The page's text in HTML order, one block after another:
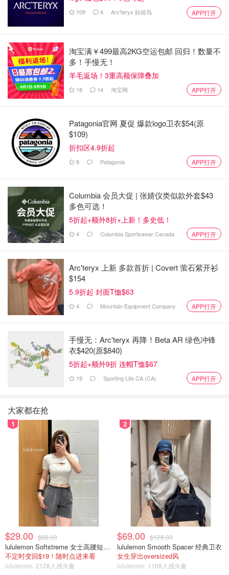
非常火的吃播博主，已经上过好多综艺节目了。长相漂亮，
性格开朗，我挺喜欢她的。也是陕西人，和阿星一样无辣不
欢、重口味，饭量也比较惊人。
每集长度10分钟左右。
4、“麦总去哪吃”。
南京博主，选择的餐馆比较接地气，比如农村的集市、工地
食堂、卡车司机食堂之类的，从他的视频可以看到人生百
态，也挺有意思的。
109 4 Arc'teryx 始祖鸟 APP打开
淘宝满￥499最高2KG空运包邮 回归！数量不
多！手慢无！
羊毛返场！3重高额保障叠加
18 14 淘宝网 APP打开
Patagonia官网 夏促 爆款logo卫衣$54(原
$109)
折扣区4.9折起
8 Patagonia APP打开
Columbia 会员大促 | 张婧仪类似款外套$43
多色可选！
5折起+额外8折+上新！多史低！
4 Columbia Sportswear Canada APP打开
Arc'teryx 上新 多款首折 | Covert 萤石紫开衫
$154
5.9折起 封面T恤$63
4 Mountain Equipment Company APP打开
手慢无：Arc'teryx 再降！Beta AR 绿色冲锋
衣$420(原$840)
5折起+额外9折 连帽T恤$67
19 Sporting Life CA (CA) APP打开
大家都在抢
1
$29.00 $88.00
lululemon Softstreme 女士高腰短裤 10cm
不定时变回$19！随时点进来看
lululemon 2128人感兴趣
2
$69.00 $128.00
lululemon Smooth Spacer 经典卫衣
女生穿出oversized风
lululemon 1168人感兴趣